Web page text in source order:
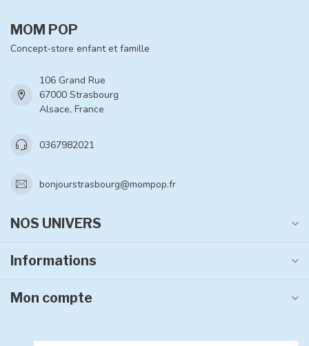
MOM POP
Concept-store enfant et famille
106 Grand Rue
67000 Strasbourg
Alsace, France
0367982021
bonjourstrasbourg@mompop.fr
NOS UNIVERS
Informations
Mon compte